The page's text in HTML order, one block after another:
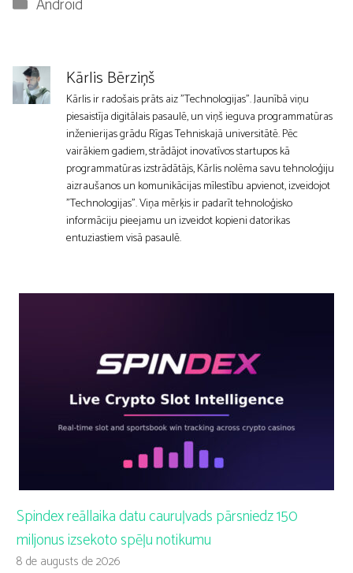
Android
Kārlis Bērziņš
Kārlis ir radošais prāts aiz "Technologijas". Jaunībā viņu
piesaistīja digitālais pasaulē, un viņš ieguva programmatūras
inženierijas grādu Rīgas Tehniskajā universitātē. Pēc
vairākiem gadiem, strādājot inovatīvos startupos kā
programmatūras izstrādātājs, Kārlis nolēma savu tehnoloģiju
aizraušanos un komunikācijas mīlestību apvienot, izveidojot
"Technologijas". Viņa mērķis ir padarīt tehnoloģisko
informāciju pieejamu un izveidot kopieni datorikas
entuziastiem visā pasaulē.
Spindex reāllaika datu cauruļvads pārsniedz 150
miljonus izsekoto spēļu notikumu
8 de augusts de 2026